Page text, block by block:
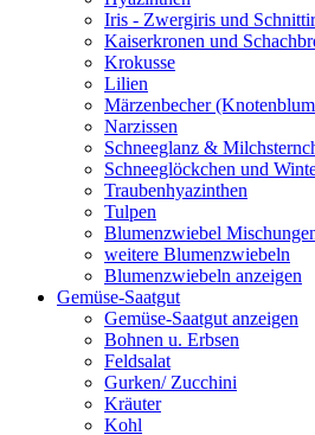
Iris - Zwergiris und
Kaiserkronen und
Krokusse
Lilien
Märzenbecher
Narzissen
Schneeglanz &
Schneeglöckchen und
Traubenhyazinthen
Tulpen
Blumenzwiebel
weitere Blumenzwiebeln
Blumenzwiebeln anzeigen
Gemüse-Saatgut
Gemüse-Saatgut anzeigen
Bohnen u. Erbsen
Feldsalat
Gurken/ Zucchini
Kräuter
Kohl